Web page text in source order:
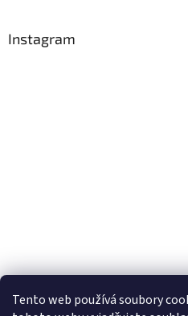
Tento web používá soubory
Instagram